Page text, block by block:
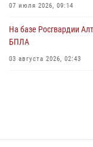
07 июля 2026, 09:14
На базе Росгвардии
БПЛА
03 августа 2026, 02:43